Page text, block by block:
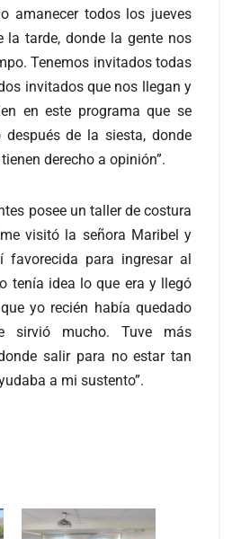
amanecer todos los jueves
la tarde, donde la gente nos
Tenemos invitados todas
invitados que nos llegan y
en este programa que se
después de la siesta, donde
derecho a opinión”.
posee un taller de costura
visitó la señora Maribel y
para ingresar al
tenía idea lo que era y llegó
yo recién había quedado
sirvió mucho. Tuve más
salir para no estar tan
a mi sustento”.